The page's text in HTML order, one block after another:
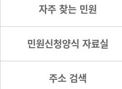
자주 찾는 민원
민원신청양식 자료실
주소 검색